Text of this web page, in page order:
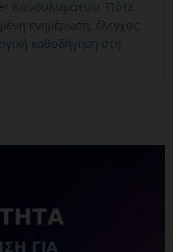
Κονδυλωμάτων: Πότε
ενημέρωση, έλεγχος
καθοδήγηση στη